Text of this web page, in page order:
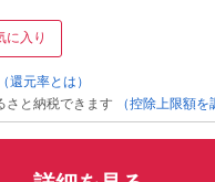
に入り
（還元率とは）
と納税できます
（控除上限額を